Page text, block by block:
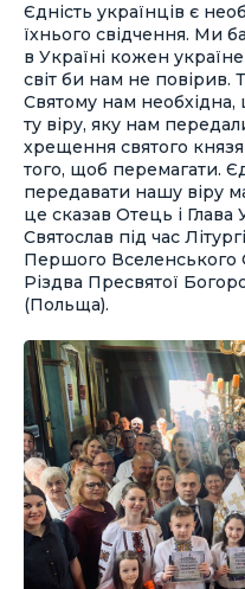
Єдність українців є
їхнього свідчення. Ми
в Україні кожен
світ би нам не повірив.
Святому нам необхідна,
ту віру, яку нам
хрещення святого
того, щоб перемагати.
передавати нашу віру
це сказав Отець і
Святослав під час
Першого Вселенського
Різдва Пресвятої
(Польща).